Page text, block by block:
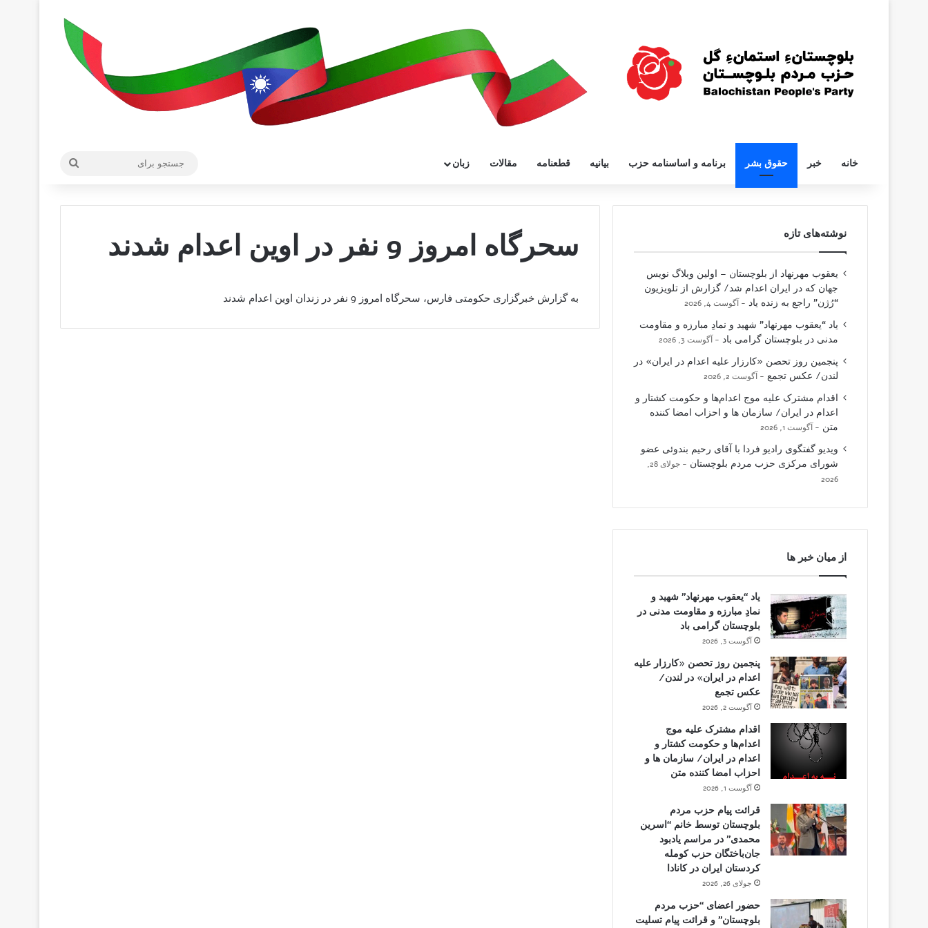
خانه خبر حقوق بشر برنامه و اساسنامه حزب بیانیه قطعنامه مقالات زبان
سحرگاه امروز 9 نفر در اوین اعدام شدند
به گزارش خبرگزاری حکومتی فارس، سحرگاه امروز 9 نفر در زندان اوین اعدام شدند
نوشته‌های تازه
یعقوب مهرنهاد از بلوچستان – اولین وبلاگ نویس
جهان که در ایران اعدام شد/ گزارش از تلویزیون
“رُژن” راجع به زنده یاد
آگوست 4, 2026
یاد “یعقوب مهرنهاد” شهید و نمادِ مبارزه و مقاومت
مدنی در بلوچستان گرامی باد
آگوست 3, 2026
پنجمین روز تحصن «کارزار علیه اعدام در ایران» در
لندن/ عکس تجمع
آگوست 2, 2026
اقدام مشترک علیه موج اعدام‌ها و حکومت کشتار و
اعدام در ایران/ سازمان ها و احزاب امضا کننده
متن
آگوست 1, 2026
ویدیو گفتگوی رادیو فردا با آقای رحیم بندوئی عضو
شورای مرکزی حزب مردم بلوچستان
جولای 28,
2026
از میان خبر ها
یاد “یعقوب مهرنهاد” شهید و
نمادِ مبارزه و مقاومت مدنی در
بلوچستان گرامی باد
آگوست 3, 2026
پنجمین روز تحصن «کارزار علیه
اعدام در ایران» در لندن/
عکس تجمع
آگوست 2, 2026
اقدام مشترک علیه موج
اعدام‌ها و حکومت کشتار و
اعدام در ایران/ سازمان ها و
احزاب امضا کننده متن
آگوست 1, 2026
قرائت پیام حزب مردم
بلوچستان توسط خانم “اسرین
محمدی” در مراسم یادبود
جان‌باختگان حزب کومله
کردستان ایران در کانادا
جولای 26, 2026
حضور اعضای “حزب مردم
بلوچستان” و قرائت پیام تسلیت